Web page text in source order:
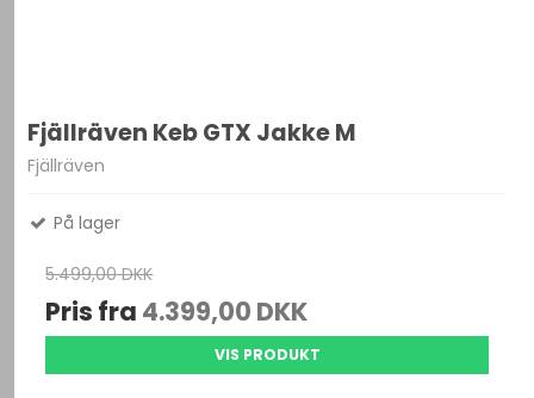
Fjällräven Keb GTX Jakke M
Fjällräven
På lager
5.499,00 DKK
Pris fra 4.399,00 DKK
VIS PRODUKT